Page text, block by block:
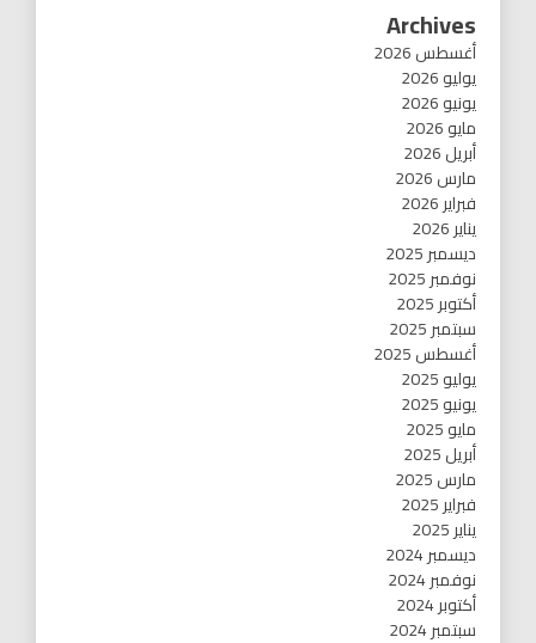
Archives
أغسطس 2026
يوليو 2026
يونيو 2026
مايو 2026
أبريل 2026
مارس 2026
فبراير 2026
يناير 2026
ديسمبر 2025
نوفمبر 2025
أكتوبر 2025
سبتمبر 2025
أغسطس 2025
يوليو 2025
يونيو 2025
مايو 2025
أبريل 2025
مارس 2025
فبراير 2025
يناير 2025
ديسمبر 2024
نوفمبر 2024
أكتوبر 2024
سبتمبر 2024